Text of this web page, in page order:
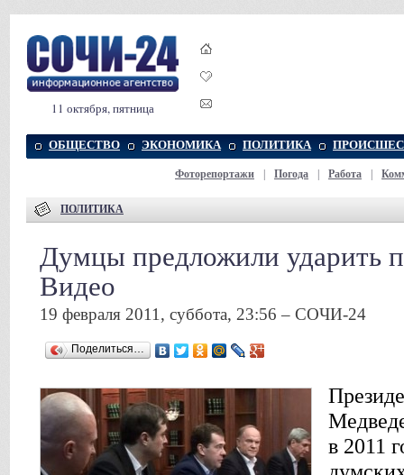
11 октября, пятница
ОБЩЕСТВО ЭКОНОМИКА ПОЛИТИКА
Фоторепортажи Погода Работа
ПОЛИТИКА
Думцы предложили ударить
Видео
19 февраля 2011, суббота, 23:56 – СОЧИ-24
Поделиться…
в 2011